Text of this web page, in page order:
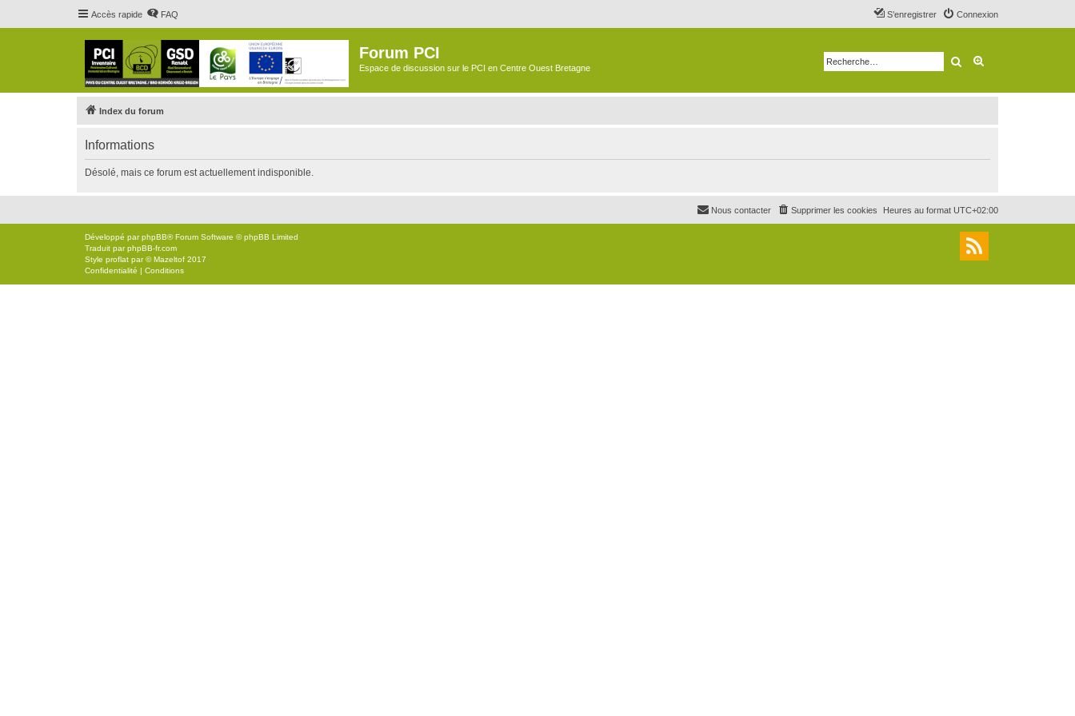
Accès rapide FAQ Connexion
S’enregistrer
Forum PCI
Espace de discussion sur le PCI en Centre Ouest Bretagne Rechercher
Index du forum
Informations
Désolé, mais ce forum est actuellement indisponible.
Heures au format UTC+02:00
Supprimer les cookies
Nous contacter
Développé parphpBB® Forum Software © phpBB Limited
Traduit parphpBB-fr.com
Style proflat par ©Mazeltof 2017
Confidentialité | Conditions